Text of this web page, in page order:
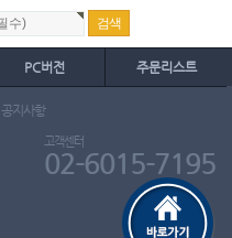
PC버전 주문리스트
공지사항
고객센터
02-6015-7195